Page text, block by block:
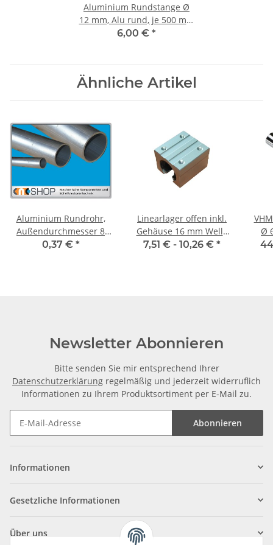
Aluminium Rundstange Ø
12 mm, Alu rund, je 500 mm
± 5mm, AlMgSi0,5
6,00 € *
Ähnliche Artikel
Aluminium Rundrohr,
Außendurchmesser 8
mm, Wandstärke 1,0
0,37 € *
Linearlager offen inkl.
Gehäuse 16 mm Welle
SBR
7,51 € - 10,26 € *
Ø 6 mm, extra lang 2
Newsletter Abonnieren
Bitte senden Sie mir entsprechend Ihrer
Datenschutzerklärung regelmäßig und jederzeit widerruflich
Informationen zu Ihrem Produktsortiment per E-Mail zu.
Abonnieren
Informationen
Gesetzliche Informationen
Über uns